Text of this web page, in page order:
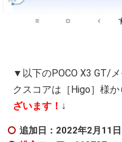
▼以下のPOCO X3 GT/
クスコアは［Higo］様か
ざいます！ ↓
追加日：2022年2月11日